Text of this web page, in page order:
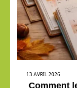
13 AVRIL 2026
Comment